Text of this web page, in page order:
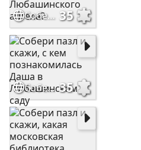
Собери пазл и вспомни, кого считают братом Любашинского ангела? 35
Собери пазл и скажи, с кем познакомилась Даша в Любашинском саду 35